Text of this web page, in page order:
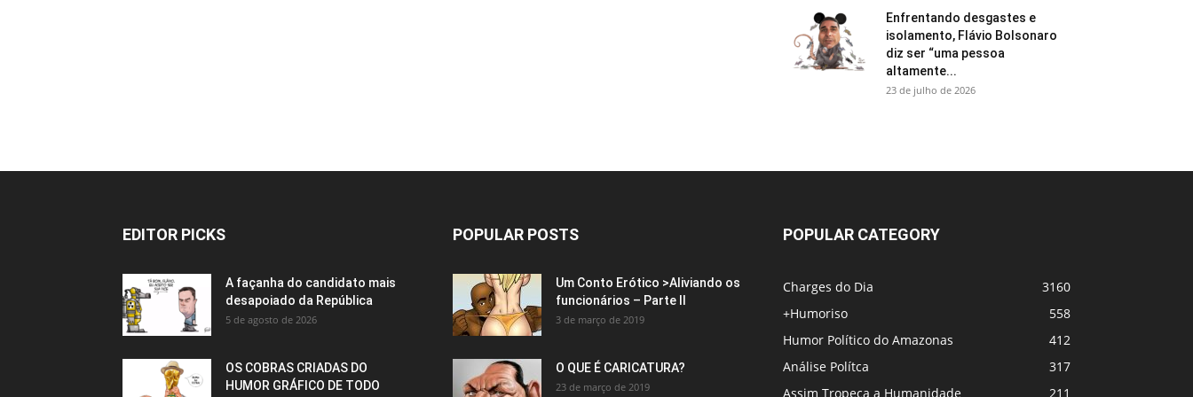
Enfrentando desgastes e
isolamento, Flávio Bolsonaro
diz ser “uma pessoa
altamente...
23 de julho de 2026
EDITOR PICKS
A façanha do candidato mais
desapoiado da República
5 de agosto de 2026
OS COBRAS CRIADAS DO
HUMOR GRÁFICO DE TODO
POPULAR POSTS
Um Conto Erótico >Aliviando os
funcionários – Parte II
3 de março de 2019
O QUE É CARICATURA?
23 de março de 2019
POPULAR CATEGORY
Charges do Dia
3160
+Humoriso
558
Humor Político do Amazonas
412
Análise Polítca
317
Assim Tropeça a Humanidade
211